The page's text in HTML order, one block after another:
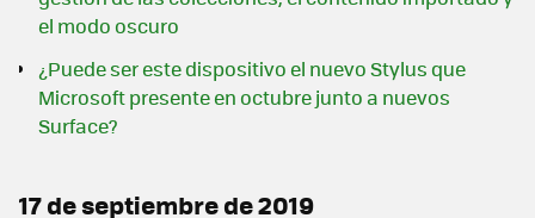
el modo oscuro
¿Puede ser este dispositivo el nuevo Stylus que
Microsoft presente en octubre junto a nuevos
Surface?
17 de septiembre de 2019